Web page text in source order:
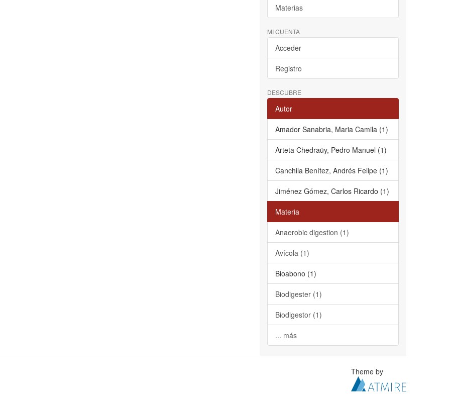
Materias
MI CUENTA
Acceder
Registro
DESCUBRE
Autor
Amador Sanabria, Maria Camila (1)
Arteta Chedraüy, Pedro Manuel (1)
Canchila Benítez, Andrés Felipe (1)
Jiménez Gómez, Carlos Ricardo (1)
Materia
Anaerobic digestion (1)
Avícola (1)
Bioabono (1)
Biodigester (1)
Biodigestor (1)
... más
Theme by